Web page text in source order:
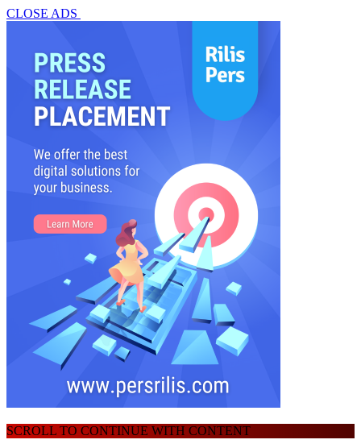
CLOSE ADS
SCROLL TO CONTINUE WITH CONTENT